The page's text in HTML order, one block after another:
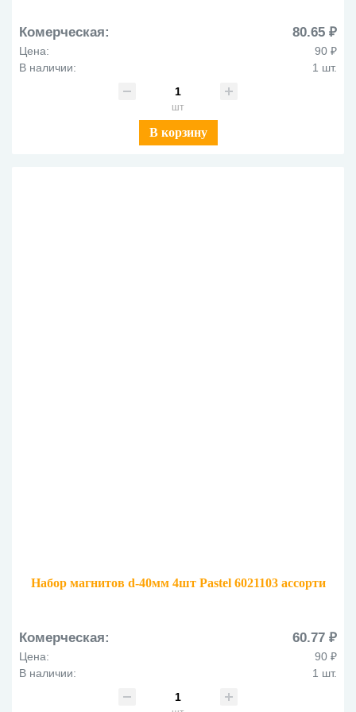
Комерческая: 80.65 ₽
Цена:
90 ₽
В наличии:
1 шт.
шт
В корзину
Набор магнитов d-40мм 4шт Pastel 6021103 ассорти
Комерческая: 60.77 ₽
Цена:
90 ₽
В наличии:
1 шт.